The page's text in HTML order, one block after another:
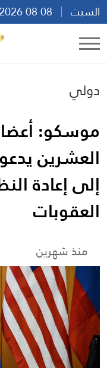
السبت
18:03
دولي
موسكو:
العشرين
إلى إعادة
العقوبات
منذ شهرين